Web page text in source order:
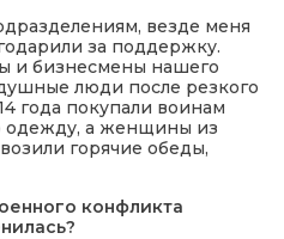
везде меня
за поддержку.
и бизнесмены нашего
люди после резкого
года покупали воинам
одежду, а женщины из
горячие обеды,
конфликта